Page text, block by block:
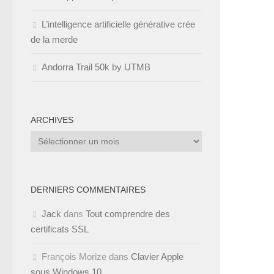
L’intelligence artificielle générative crée
de la merde
Andorra Trail 50k by UTMB
ARCHIVES
Archives
DERNIERS COMMENTAIRES
Jack dans Tout comprendre des
certificats SSL
François Morize dans Clavier Apple
sous Windows 10